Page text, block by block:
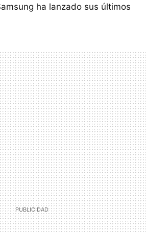
ha lanzado sus últimos